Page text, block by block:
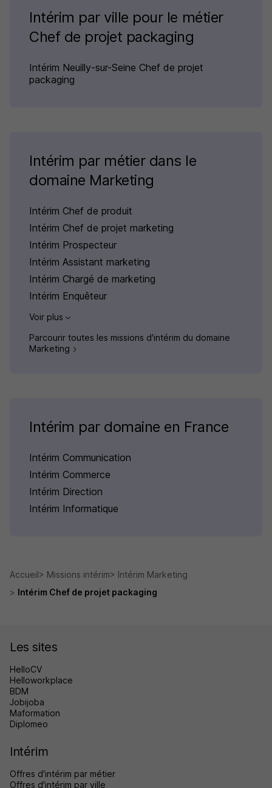
Intérim par ville pour le métier
Chef de projet packaging
Intérim Neuilly-sur-Seine Chef de projet
packaging
Intérim par métier dans le
domaine Marketing
Intérim Chef de produit
Intérim Chef de projet marketing
Intérim Prospecteur
Intérim Assistant marketing
Intérim Chargé de marketing
Intérim Enquêteur
Voir plus
Parcourir toutes les missions d'intérim du domaine
Marketing
Intérim par domaine en France
Intérim Communication
Intérim Commerce
Intérim Direction
Intérim Informatique
Accueil Missions intérim
Intérim Marketing
Intérim Chef de projet packaging
Les sites
HelloCV
Helloworkplace
BDM
Jobijoba
Maformation
Diplomeo
Intérim
Offres d'intérim par métier
Offres d'intérim par ville